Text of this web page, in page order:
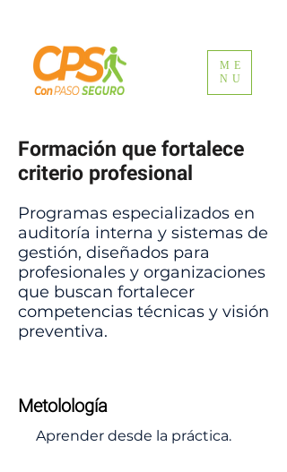
ME
NU
Formación que fortalece
criterio profesional
Programas especializados en
auditoría interna y sistemas de
gestión, diseñados para
profesionales y organizaciones
que buscan fortalecer
competencias técnicas y visión
preventiva.
Metolología
Aprender desde la práctica.